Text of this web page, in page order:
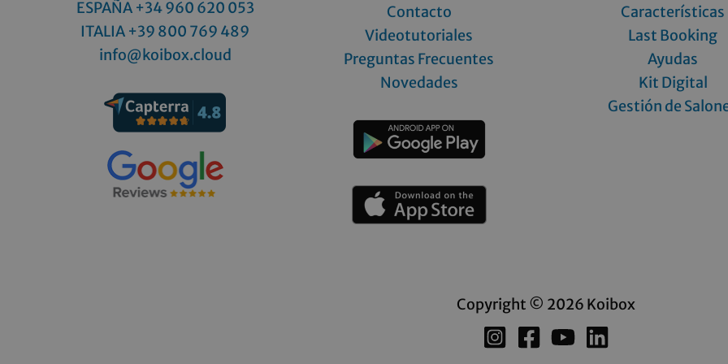
ESPAÑA +34 960 620 053
ITALIA +39 800 769 489
info@koibox.cloud
Contacto
Videotutoriales
Preguntas Frecuentes
Novedades
Características
Last Booking
Ayudas
Kit Digital
Gestión de
Copyright © 2026 Koibox